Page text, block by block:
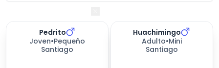
Pedrito
Joven•Pequeño
Santiago
Huachimingo
Adulto•Mini
Santiago